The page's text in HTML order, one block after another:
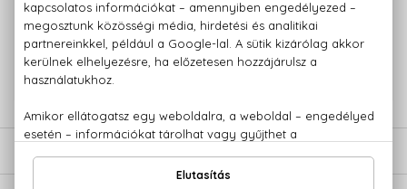
100% eredeti termékek,14 napos visszaküldési garanciával
Kérdésed van, elakadtál? Hívd ügyfélszolgálatunkat: +36 20
779 1926